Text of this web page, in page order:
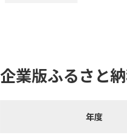
企業版ふるさと
年度